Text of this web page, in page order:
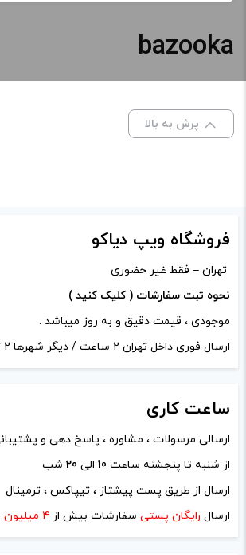
+
افزودن به سبد خرید
bazooka
پرش به بالا
فروشگاه ویپ دیاکو
تهران – فقط غیر حضوری
نحوه ثبت سفارشات ( کلیک کنید )
موجودی ، قیمت دقیق و به روز میباشد .
ارسال فوری داخل تهران 2 ساعت / دیگر شهرها 2 تا 4 روز
ساعت کاری
ارسالی مرسولات ، مشاوره ، پاسخ دهی و
از شنبه تا پنجشنه ساعت 10 الی 20 شب
ارسال از طریق پست پیشتاز ، تیپاکس ، ترمینال
ارسال رایگان پستی سفارشات بیش از 4 میلیون